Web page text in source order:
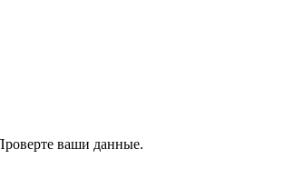
ваши данные.